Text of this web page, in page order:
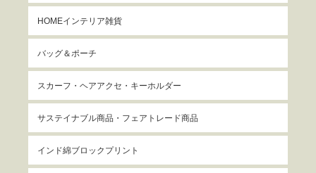
HOMEインテリア雑貨
バッグ＆ポーチ
スカーフ・ヘアアクセ・キーホルダー
サステイナブル商品・フェアトレード商品
インド綿ブロックプリント